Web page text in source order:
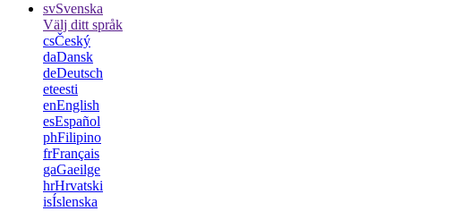
svSvenska
Välj ditt språk
csČeský
daDansk
deDeutsch
eteesti
enEnglish
esEspañol
phFilipino
frFrançais
gaGaeilge
hrHrvatski
isÍslenska